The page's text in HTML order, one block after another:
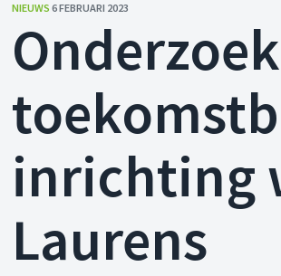
NIEUWS6 FEBRUARI 2023
Onderzoek
inrichting
Laurens